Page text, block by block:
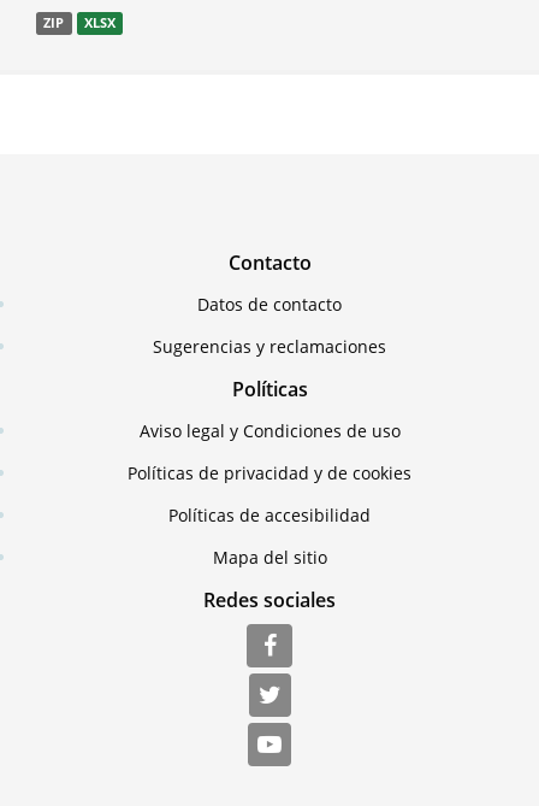
ZIP XLSX
Contacto
Datos de contacto
Sugerencias y reclamaciones
Políticas
Aviso legal y Condiciones de uso
Políticas de privacidad y de cookies
Políticas de accesibilidad
Mapa del sitio
Redes sociales